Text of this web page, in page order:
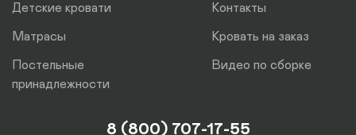
Детские кровати
Матрасы
Постельные
принадлежности
Контакты
Кровать на заказ
Видео по сборке
8 (800) 707-17-55